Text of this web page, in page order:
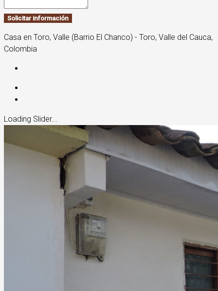
Solicitar información
Casa en Toro, Valle (Barrio El Chanco) - Toro, Valle del Cauca,
Colombia
Loading Slider...